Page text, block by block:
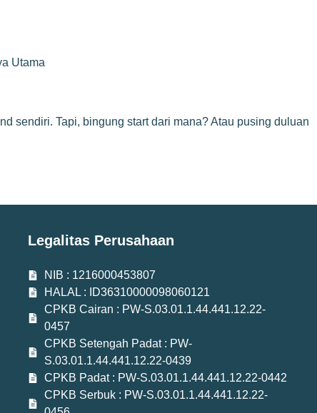
Utama
sendiri. Tapi, bingung start dari mana? Atau pusing duluan
Legalitas Perusahaan
NIB : 1216000453807
HALAL : ID36310000098060121
CPKB Cairan : PW-S.03.01.1.44.441.12.22-
0457
CPKB Setengah Padat : PW-
S.03.01.1.44.441.12.22-0439
CPKB Padat : PW-S.03.01.1.44.441.12.22-0442
CPKB Serbuk : PW-S.03.01.1.44.441.12.22-